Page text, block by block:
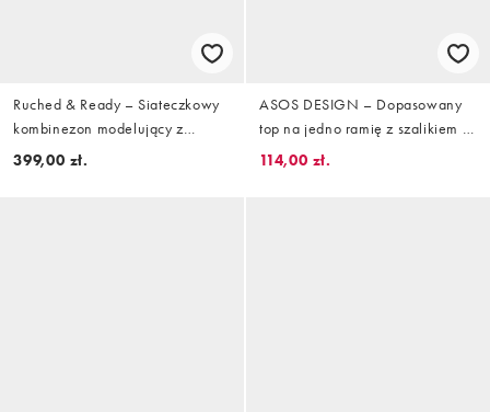
Ruched & Ready – Siateczkowy
kombinezon modelujący z
golfem i długimi rękawami we
399,00 zł.
ASOS DESIGN – Dopasowany
top na jedno ramię z szalikiem w
kolorze różowobrązowym
114,00 zł.